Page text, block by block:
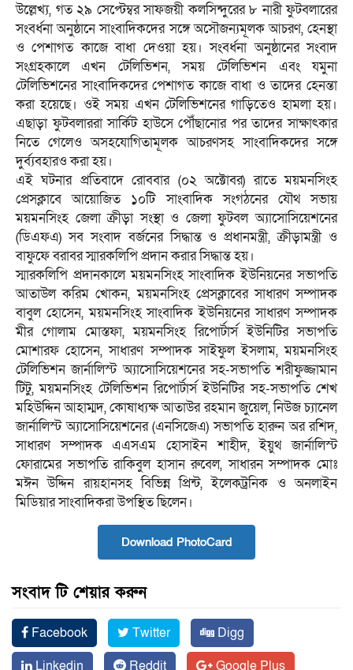
উল্লেখ্য, গত ২৯ সেপ্টেম্বর সাফজয়ী কলসিন্দুরের ৮ নারী ফুটবলারের
সংবর্ধনা অনুষ্ঠানে সাংবাদিকদের সঙ্গে অসৌজন্যমূলক আচরণ, হেনস্থা
ও পেশাগত কাজে বাধা দেওয়া হয়। সংবর্ধনা অনুষ্ঠানের সংবাদ
সংগ্রহকালে এখন টেলিভিশন, সময় টেলিভিশন এবং যমুনা
টেলিভিশনের সাংবাদিকদের পেশাগত কাজে বাধা ও তাদের হেনন্তা
করা হয়েছে। ওই সময় এখন টেলিভিশনের গাড়িতেও হামলা হয়।
এছাড়া ফুটবলাররা সার্কিট হাউসে পৌঁছানোর পর তাদের সাক্ষাৎকার
নিতে গেলেও অসহযোগিতামূলক আচরণসহ সাংবাদিকদের সঙ্গে
দুর্ব্যবহারও করা হয়।
এই ঘটনার প্রতিবাদে রোববার (০২ অক্টোবর) রাতে ময়মনসিংহ
প্রেসক্লাবে আয়োজিত ১০টি সাংবাদিক সংগঠনের যৌথ সভায়
ময়মনসিংহ জেলা ক্রীড়া সংস্থা ও জেলা ফুটবল অ্যাসোসিয়েশনের
(ডিএফএ) সব সংবাদ বর্জনের সিদ্ধান্ত ও প্রধানমন্ত্রী, ক্রীড়ামন্ত্রী ও
বাফুফে বরাবর স্মারকলিপি প্রদান করার সিদ্ধান্ত হয়।
স্মারকলিপি প্রদানকালে ময়মনসিংহ সাংবাদিক ইউনিয়নের সভাপতি
আতাউল করিম খোকন, ময়মনসিংহ প্রেসক্লাবের সাধারণ সম্পাদক
বাবুল হোসেন, ময়মনসিংহ সাংবাদিক ইউনিয়নের সাধারণ সম্পাদক
মীর গোলাম মোস্তফা, ময়মনসিংহ রিপোর্টার্স ইউনিটির সভাপতি
মোশারফ হোসেন, সাধারণ সম্পাদক সাইফুল ইসলাম, ময়মনসিংহ
টেলিভিশন জার্নালিস্ট অ্যাসোসিয়েশনের সহ-সভাপতি শরীফুজ্জামান
টিটু, ময়মনসিংহ টেলিভিশন রিপোর্টার্স ইউনিটির সহ-সভাপতি শেখ
মহিউদ্দিন আহাম্মদ, কোষাধ্যক্ষ আতাউর রহমান জুয়েল, নিউজ চ্যানেল
জার্নালিস্ট অ্যাসোসিয়েশনের (এনসিজেএ) সভাপতি হারুন অর রশিদ,
সাধারণ সম্পাদক এএসএম হোসাইন শাহীদ, ইয়ুথ জার্নালিস্ট
ফোরামের সভাপতি রাকিবুল হাসান রুবেল, সাধারন সম্পাদক মোঃ
মঈন উদ্দিন রায়হানসহ বিভিন্ন প্রিন্ট, ইলেকট্রনিক ও অনলাইন
মিডিয়ার সাংবাদিকরা উপস্থিত ছিলেন।
Download PhotoCard
সংবাদ টি শেয়ার করুন
Facebook Twitter
Digg
Linkedin
Reddit
Google Plus